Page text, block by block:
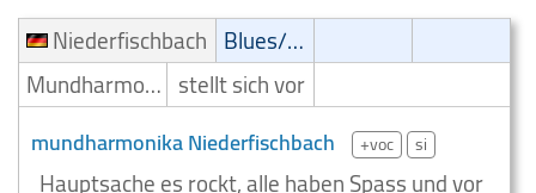
Niederfischbach
Blues/Swing
Mundharmonikaspieler stellt sich vor
mundharmonika Niederfischbach +voc si
Hauptsache es rockt, alle haben Spass und vor